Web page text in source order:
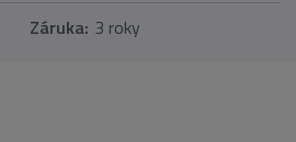
Záruka: 3 roky